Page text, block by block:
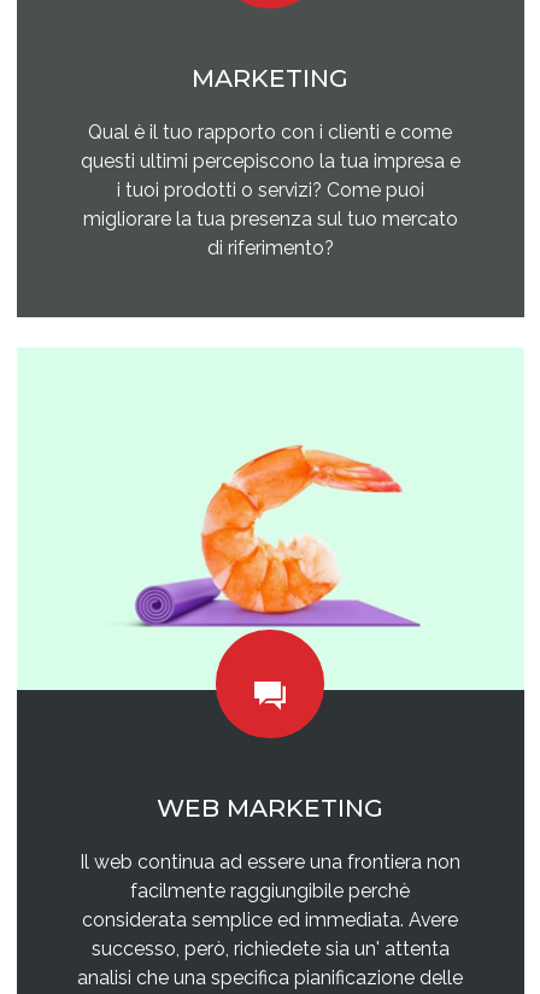
MARKETING
Qual è il tuo rapporto con i clienti e come
questi ultimi percepiscono la tua impresa e
i tuoi prodotti o servizi? Come puoi
migliorare la tua presenza sul tuo mercato
di riferimento?
WEB MARKETING
Il web continua ad essere una frontiera non
facilmente raggiungibile perchè
considerata semplice ed immediata. Avere
successo, però, richiedete sia un' attenta
analisi che una specifica pianificazione delle